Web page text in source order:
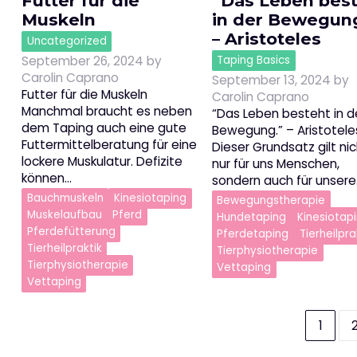
Muskeln
Uncategorized
September 26, 2024 by
Carolin Caprano
Futter für die Muskeln
Manchmal braucht es neben
dem Taping auch eine gute
Futtermittelberatung für eine
lockere Muskulatur. Defizite
können…
Bauchmuskeln
Kinesiotaping
Muskelaufbau
Pferd
Pferdefütterung
Tierheilpraktik
Tierphysiotherapie
Vettaping
in der
– Aristoteles
Taping Basics
September 13, 2024 by
Carolin Caprano
“Das Leben besteht in
Bewegung.” –
Dieser Grundsatz gilt
nur für uns Menschen,
sondern auch für
Bewegungstherapie
Hundetaping
Pferdetaping
Tierphysiotherapie
Vettaping
1